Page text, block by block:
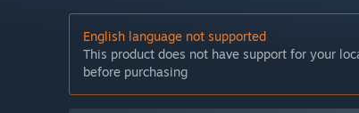
English language not supported
This product does not have support for your
before purchasing